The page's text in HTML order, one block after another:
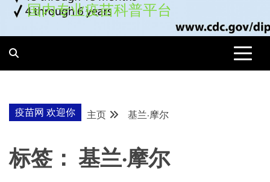
国内专业疫苗科普平台
疫苗网 欢迎你 主页 基兰·摩尔
标签： 基兰·摩尔